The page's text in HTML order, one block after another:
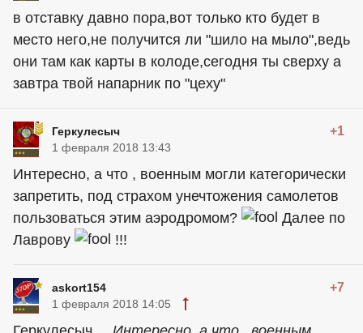
в отставку давно пора,вот только кто будет в
место него,не получится ли "шило на мыло",ведь
они там как карты в колоде,сегодня ты сверху а
завтра твой напарник по "цеху"
Геркулесыч +1
1 февраля 2018 13:43
Интересно, а что , военным могли категорически
запретить, под страхом унечтожения самолетов
пользоваться этим аэродромом?
Далее по
Лаврову
!!!
askort154 +7
1 февраля 2018 14:05